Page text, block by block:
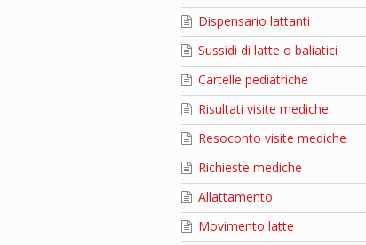
Dispensario lattanti
Sussidi di latte o baliatici
Cartelle pediatriche
Risultati visite mediche
Resoconto visite mediche
Richieste mediche
Allattamento
Movimento latte